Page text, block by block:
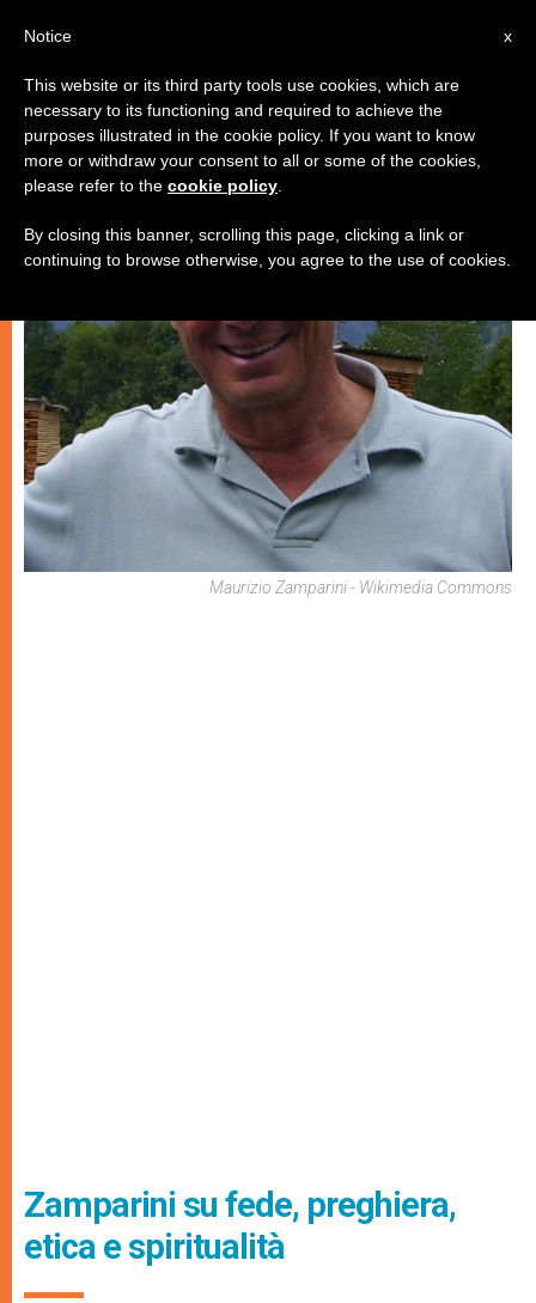
CHIESE LOCALI
Maurizio Zamparini - Wikimedia Commons
Zamparini su fede, preghiera,
etica e spiritualità
x
Notice
This website or its third party tools use cookies, which are
necessary to its functioning and required to achieve the
purposes illustrated in the cookie policy. If you want to know
more or withdraw your consent to all or some of the cookies,
please refer to the cookie policy
By closing this banner, scrolling this page, clicking a link or
continuing to browse otherwise, you agree to the use of cookies.